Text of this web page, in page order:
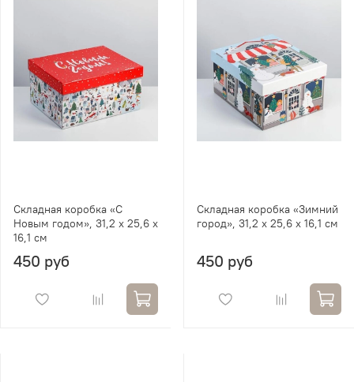
Складная коробка «С
Новым годом», 31,2 х 25,6 х
16,1 см
450 руб
Складная коробка «Зимний
город», 31,2 х 25,6 х 16,1 см
450 руб